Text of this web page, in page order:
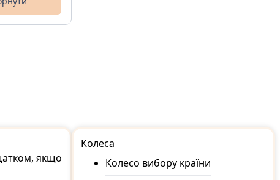
якщо
Колеса
Колесо вибору країни